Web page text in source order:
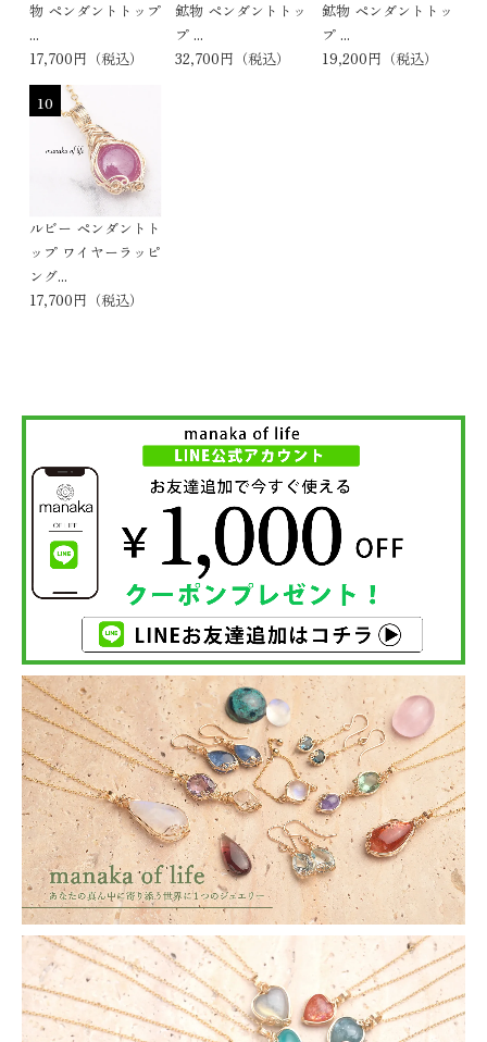
物 ペンダントトップ
...
17,700円（税込）
鉱物 ペンダントトッ
プ ...
32,700円（税込）
鉱物 ペンダントトッ
プ ...
19,200円（税込）
10
ルビー ペンダントト
ップ ワイヤーラッピ
ング...
17,700円（税込）